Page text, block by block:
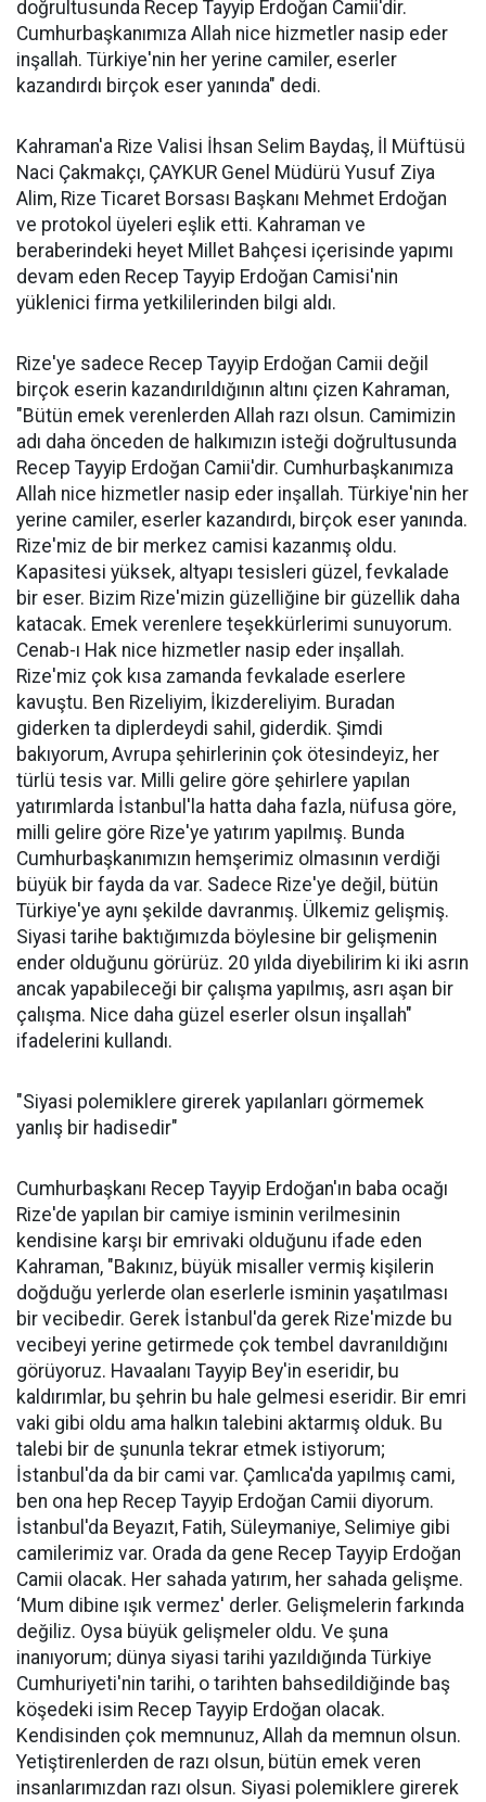
doğrultusunda Recep Tayyip Erdoğan Camii'dir.
Cumhurbaşkanımıza Allah nice hizmetler nasip eder
inşallah. Türkiye'nin her yerine camiler, eserler
kazandırdı birçok eser yanında" dedi.
Kahraman'a Rize Valisi İhsan Selim Baydaş, İl Müftüsü
Naci Çakmakçı, ÇAYKUR Genel Müdürü Yusuf Ziya
Alim, Rize Ticaret Borsası Başkanı Mehmet Erdoğan
ve protokol üyeleri eşlik etti. Kahraman ve
beraberindeki heyet Millet Bahçesi içerisinde yapımı
devam eden Recep Tayyip Erdoğan Camisi'nin
yüklenici firma yetkililerinden bilgi aldı.
Rize'ye sadece Recep Tayyip Erdoğan Camii değil
birçok eserin kazandırıldığının altını çizen Kahraman,
"Bütün emek verenlerden Allah razı olsun. Camimizin
adı daha önceden de halkımızın isteği doğrultusunda
Recep Tayyip Erdoğan Camii'dir. Cumhurbaşkanımıza
Allah nice hizmetler nasip eder inşallah. Türkiye'nin her
yerine camiler, eserler kazandırdı, birçok eser yanında.
Rize'miz de bir merkez camisi kazanmış oldu.
Kapasitesi yüksek, altyapı tesisleri güzel, fevkalade
bir eser. Bizim Rize'mizin güzelliğine bir güzellik daha
katacak. Emek verenlere teşekkürlerimi sunuyorum.
Cenab-ı Hak nice hizmetler nasip eder inşallah.
Rize'miz çok kısa zamanda fevkalade eserlere
kavuştu. Ben Rizeliyim, İkizdereliyim. Buradan
giderken ta diplerdeydi sahil, giderdik. Şimdi
bakıyorum, Avrupa şehirlerinin çok ötesindeyiz, her
türlü tesis var. Milli gelire göre şehirlere yapılan
yatırımlarda İstanbul'la hatta daha fazla, nüfusa göre,
milli gelire göre Rize'ye yatırım yapılmış. Bunda
Cumhurbaşkanımızın hemşerimiz olmasının verdiği
büyük bir fayda da var. Sadece Rize'ye değil, bütün
Türkiye'ye aynı şekilde davranmış. Ülkemiz gelişmiş.
Siyasi tarihe baktığımızda böylesine bir gelişmenin
ender olduğunu görürüz. 20 yılda diyebilirim ki iki asrın
ancak yapabileceği bir çalışma yapılmış, asrı aşan bir
çalışma. Nice daha güzel eserler olsun inşallah"
ifadelerini kullandı.
"Siyasi polemiklere girerek yapılanları görmemek
yanlış bir hadisedir"
Cumhurbaşkanı Recep Tayyip Erdoğan'ın baba ocağı
Rize'de yapılan bir camiye isminin verilmesinin
kendisine karşı bir emrivaki olduğunu ifade eden
Kahraman, "Bakınız, büyük misaller vermiş kişilerin
doğduğu yerlerde olan eserlerle isminin yaşatılması
bir vecibedir. Gerek İstanbul'da gerek Rize'mizde bu
vecibeyi yerine getirmede çok tembel davranıldığını
görüyoruz. Havaalanı Tayyip Bey'in eseridir, bu
kaldırımlar, bu şehrin bu hale gelmesi eseridir. Bir emri
vaki gibi oldu ama halkın talebini aktarmış olduk. Bu
talebi bir de şununla tekrar etmek istiyorum;
İstanbul'da da bir cami var. Çamlıca'da yapılmış cami,
ben ona hep Recep Tayyip Erdoğan Camii diyorum.
İstanbul'da Beyazıt, Fatih, Süleymaniye, Selimiye gibi
camilerimiz var. Orada da gene Recep Tayyip Erdoğan
Camii olacak. Her sahada yatırım, her sahada gelişme.
‘Mum dibine ışık vermez' derler. Gelişmelerin farkında
değiliz. Oysa büyük gelişmeler oldu. Ve şuna
inanıyorum; dünya siyasi tarihi yazıldığında Türkiye
Cumhuriyeti'nin tarihi, o tarihten bahsedildiğinde baş
köşedeki isim Recep Tayyip Erdoğan olacak.
Kendisinden çok memnunuz, Allah da memnun olsun.
Yetiştirenlerden de razı olsun, bütün emek veren
insanlarımızdan razı olsun. Siyasi polemiklere girerek